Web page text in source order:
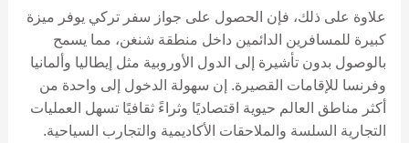
علاوة على ذلك، فإن الحصول على جواز سفر تركي يوفر ميزة
كبيرة للمسافرين الدائمين داخل منطقة شنغن، مما يسمح
بالوصول بدون تأشيرة إلى الدول الأوروبية مثل إيطاليا وألمانيا
وفرنسا للإقامات القصيرة. إن سهولة الدخول إلى واحدة من
أكثر مناطق العالم حيوية اقتصاديًا وثراءً ثقافيًا تسهل العمليات
التجارية السلسة والملاحقات الأكاديمية والتجارب السياحية.